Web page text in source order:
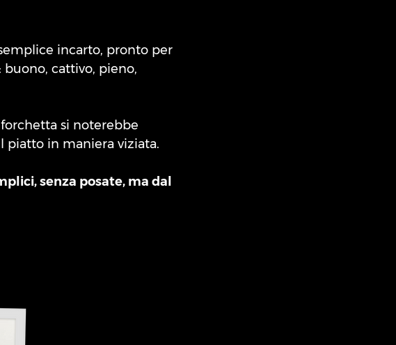
incarto, pronto per
cattivo, pieno,
si noterebbe
piatto in maniera viziata.
senza posate, ma dal